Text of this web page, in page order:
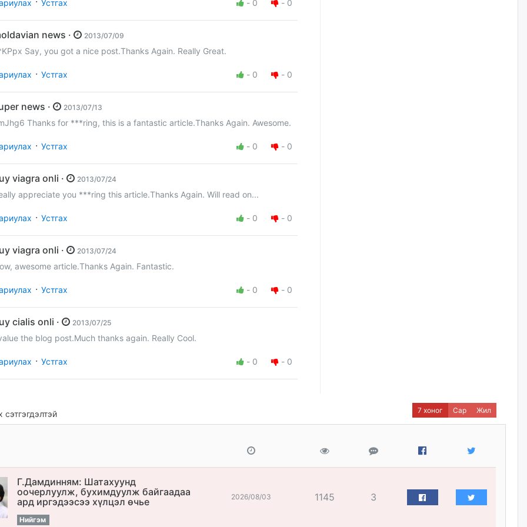
Устгах - 0 - 0
moldavian news · 2013/07/09
Say, you got a nice post.Thanks Again. Really Great.
· Устгах - 0 - 0
super news · 2013/07/13
Thanks for ***ring, this is a fantastic article.Thanks Again. Awesome.
· Устгах - 0 - 0
buy viagra onli · 2013/07/24
appreciate you ***ring this article.Thanks Again. Will read on...
· Устгах - 0 - 0
buy viagra onli · 2013/07/24
awesome article.Thanks Again. Fantastic.
· Устгах - 0 - 0
buy cialis onli · 2013/07/25
the blog post.Much thanks again. Really Cool.
· Устгах - 0 - 0
тасралтгүй үргэлжилж байна
өчигдѳр
I ангийн цахим бүртгэл энэ
7 хоног Сар Жил
Г.Дамдинням: Шатахуунд
оочерлуулж, бухимдуулж байгаадаа
ард иргэдээсээ хүлцэл өчье
Нийгэм
2026/08/03 1145 3